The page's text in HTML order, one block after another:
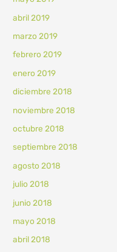
abril 2019
marzo 2019
febrero 2019
enero 2019
diciembre 2018
noviembre 2018
octubre 2018
septiembre 2018
agosto 2018
julio 2018
junio 2018
mayo 2018
abril 2018